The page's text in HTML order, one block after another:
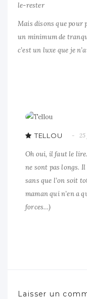
le-rester
Mais disons que pour
un minimum de
c’est un luxe que je
TELLOU 25
Oh oui, il faut le
ne sont pas longs.
sans que l’on soit
maman qui n’en a
forces…)
Laisser un